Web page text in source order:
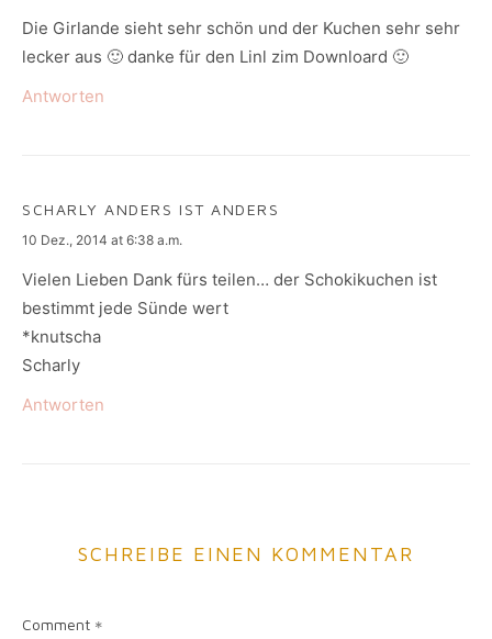
Die Girlande sieht sehr schön und der Kuchen sehr sehr
lecker aus 🙂 danke für den Linl zim Downloard 🙂
Antworten
SCHARLY ANDERS IST ANDERS
says:
10 Dez., 2014 at 6:38 a.m.
Vielen Lieben Dank fürs teilen… der Schokikuchen ist
bestimmt jede Sünde wert
*knutscha
Scharly
Antworten
SCHREIBE EINEN KOMMENTAR
Comment *